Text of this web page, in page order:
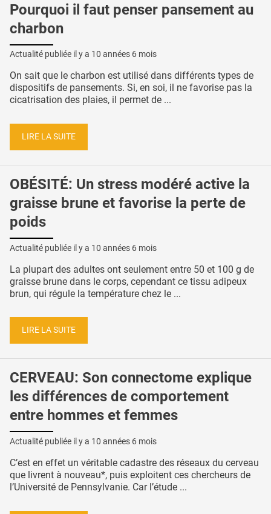
Pourquoi il faut penser pansement au
charbon
Actualité publiée il y a 10 années 6 mois
On sait que le charbon est utilisé dans différents types de
dispositifs de pansements. Si, en soi, il ne favorise pas la
cicatrisation des plaies, il permet de ...
LIRE LA SUITE
OBÉSITÉ: Un stress modéré active la
graisse brune et favorise la perte de
poids
Actualité publiée il y a 10 années 6 mois
La plupart des adultes ont seulement entre 50 et 100 g de
graisse brune dans le corps, cependant ce tissu adipeux
brun, qui régule la température chez le ...
LIRE LA SUITE
CERVEAU: Son connectome explique
les différences de comportement
entre hommes et femmes
Actualité publiée il y a 10 années 6 mois
C’est en effet un véritable cadastre des réseaux du cerveau
que livrent à nouveau*, puis exploitent ces chercheurs de
l’Université de Pennsylvanie. Car l’étude ...